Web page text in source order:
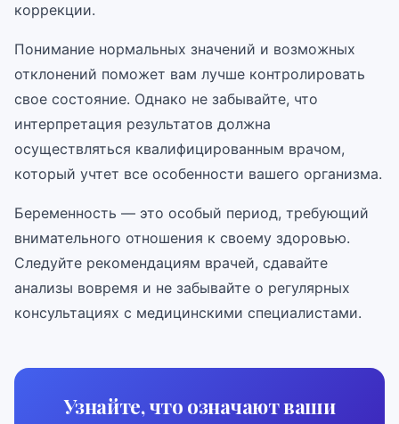
коррекции.
Понимание нормальных значений и возможных
отклонений поможет вам лучше контролировать
свое состояние. Однако не забывайте, что
интерпретация результатов должна
осуществляться квалифицированным врачом,
который учтет все особенности вашего организма.
Беременность — это особый период, требующий
внимательного отношения к своему здоровью.
Следуйте рекомендациям врачей, сдавайте
анализы вовремя и не забывайте о регулярных
консультациях с медицинскими специалистами.
Узнайте, что означают ваши